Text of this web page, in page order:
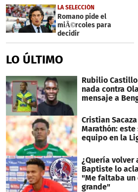
38
seconds
LA SELECCIÓN
Romano pide el
miÃ©rcoles para
decidir
LO ÚLTIMO
Rubilio
nada contra
mensaje a
Cristian
Marathón: este
equipo en la
¿Quería volver
Baptiste lo
"Me faltaba un
grande"